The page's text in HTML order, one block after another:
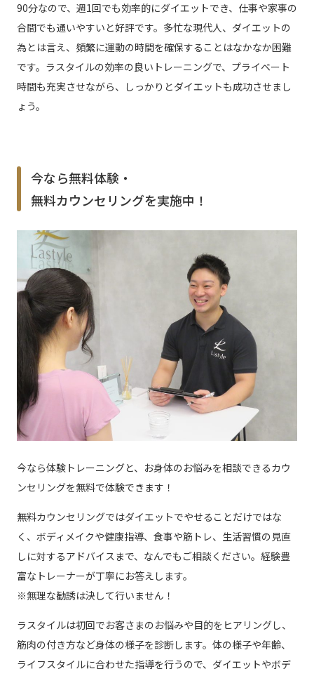
90分なので、週1回でも効率的にダイエットでき、仕事や家事の
合間でも通いやすいと好評です。多忙な現代人、ダイエットの
為とは言え、頻繁に運動の時間を確保することはなかなか困難
です。ラスタイルの効率の良いトレーニングで、プライベート
時間も充実させながら、しっかりとダイエットも成功させまし
ょう。
今なら無料体験・
無料カウンセリングを実施中！
今なら体験トレーニングと、お身体のお悩みを相談できるカウ
ンセリングを無料で体験できます！
無料カウンセリングではダイエットでやせることだけではな
く、ボディメイクや健康指導、食事や筋トレ、生活習慣の見直
しに対するアドバイスまで、なんでもご相談ください。経験豊
富なトレーナーが丁寧にお答えします。
※無理な勧誘は決して行いません！
ラスタイルは初回でお客さまのお悩みや目的をヒアリングし、
筋肉の付き方など身体の様子を診断します。体の様子や年齢、
ライフスタイルに合わせた指導を行うので、ダイエットやボデ